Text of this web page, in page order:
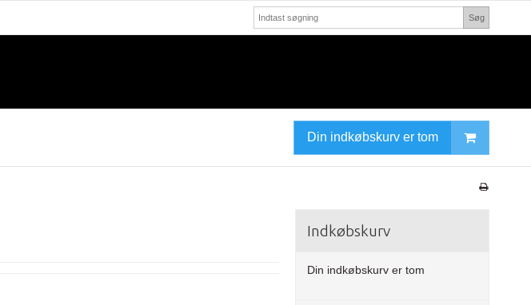
Søg
Din indkøbskurv er tom
Indkøbskurv
Din indkøbskurv er tom